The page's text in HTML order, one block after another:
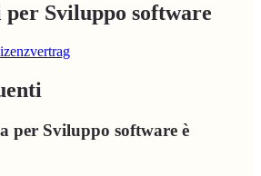
Sviluppo software
per Sviluppo software è